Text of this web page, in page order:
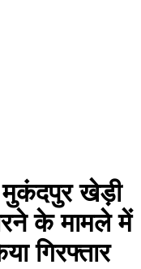
मुकंदपुर खेड़ी
के मामले में
गिरफ्तार